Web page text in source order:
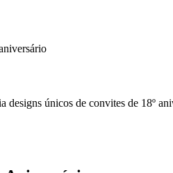
únicos de convites de 18º